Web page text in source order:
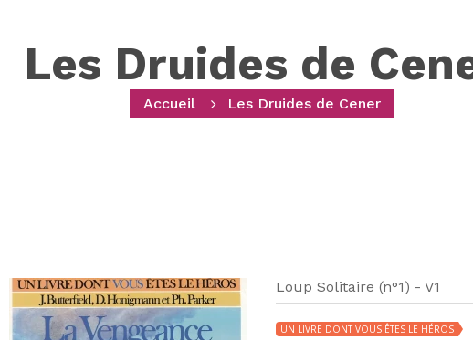
Les Druides de
Accueil Les Druides de Cener
Loup Solitaire (n°1) - V1
UN LIVRE DONT VOUS ÊTES LE HÉROS